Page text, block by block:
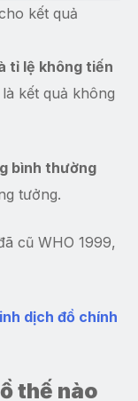
kết quả
tỉ lệ không tiến
kết quả không
bình thường
tưởng.
cũ WHO 1999,
dịch đồ chính
thế nào